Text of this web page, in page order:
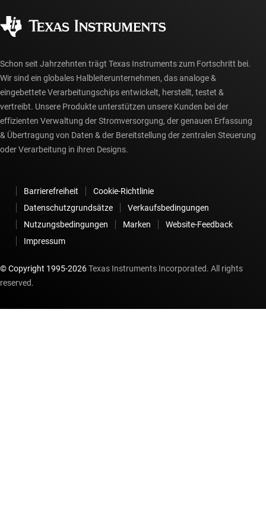
myTI-Konto FAQs
Schon seit Jahrzehnten trägt Texas Instruments zum Fortschritt bei.
Wir sind ein globales Halbleiterunternehmen, das analoge &
eingebettete Verarbeitungschips entwickelt, herstellt, testet &
vertreibt. Unsere Produkte unterstützen unsere Kunden bei der
effizienten Verwaltung der Stromversorgung, der genauen Erfassung
& Übertragung von Daten & der Bereitstellung der zentralen Steuerung
oder Verarbeitung in ihren Designs.
Barrierefreiheit
Cookie-Richtlinie
Datenschutzgrundsätze
Verkaufsbedingungen
Nutzungsbedingungen
Marken
Website-Feedback
Impressum
© Copyright 1995-2026Texas Instruments Incorporated. All rights
reserved.